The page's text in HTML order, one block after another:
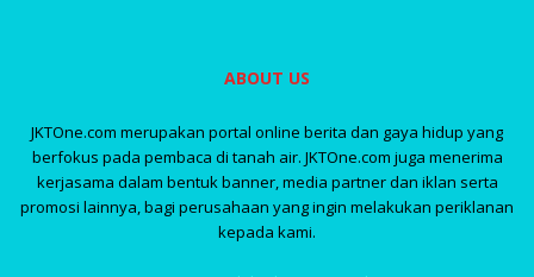
ABOUT US
JKTOne.com merupakan portal online berita dan gaya hidup yang
berfokus pada pembaca di tanah air. JKTOne.com juga menerima
kerjasama dalam bentuk banner, media partner dan iklan serta
promosi lainnya, bagi perusahaan yang ingin melakukan periklanan
kepada kami.